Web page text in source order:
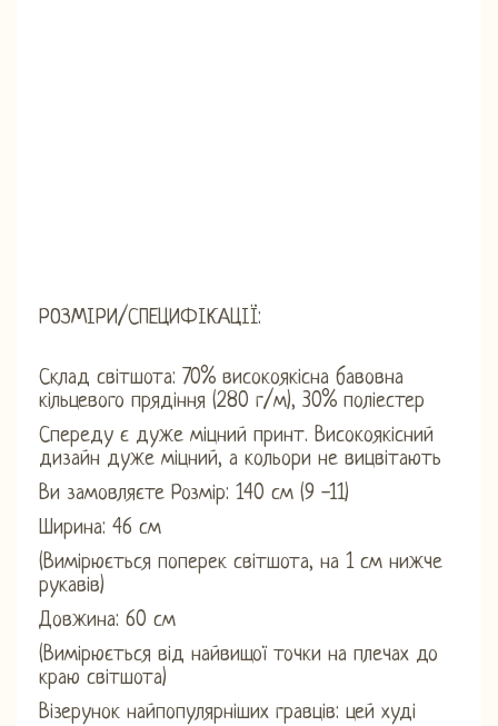
РОЗМІРИ/СПЕЦИФІКАЦІЇ:
Склад світшота: 70% високоякісна бавовна
кільцевого прядіння (280 г/м), 30% поліестер
Спереду є дуже міцний принт. Високоякісний
дизайн дуже міцний, а кольори не вицвітають
Ви замовляєте Розмір: 140 см (9 -11)
Ширина: 46 см
(Вимірюється поперек світшота, на 1 см нижче
рукавів)
Довжина: 60 ​​см
(Вимірюється від найвищої точки на плечах до
краю світшота)
Візерунок найпопулярніших гравців: цей худі